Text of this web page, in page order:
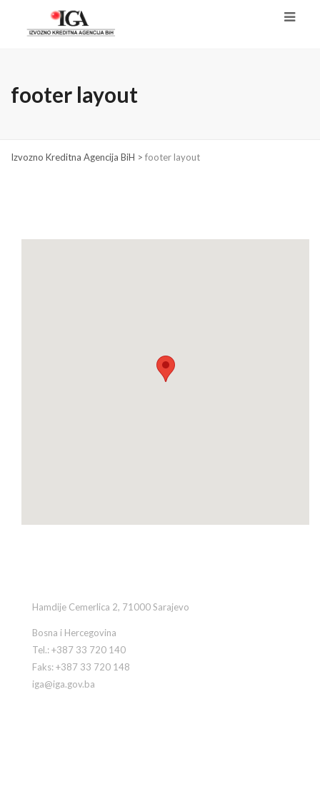
footer layout
Izvozno Kreditna Agencija BiH > footer layout
Hamdije Cemerlica 2, 71000 Sarajevo
Bosna i Hercegovina
Tel.: +387 33 720 140
Faks: +387 33 720 148
iga@iga.gov.ba